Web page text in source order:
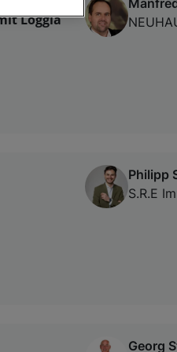
Loggia
Philipp
S.R.E
Georg
der